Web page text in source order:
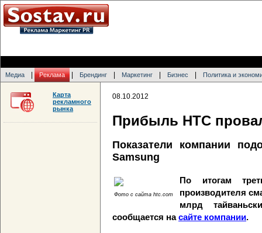
Медиа Реклама Брендинг Маркетинг Бизнес Политика и
08.10.2012
Прибыль HTC
Показатели компании
Samsung
Фото с сайта htc.com
По итогам
производителя
млрд
сообщается насайте компании.
Карта
рекламного
рынка